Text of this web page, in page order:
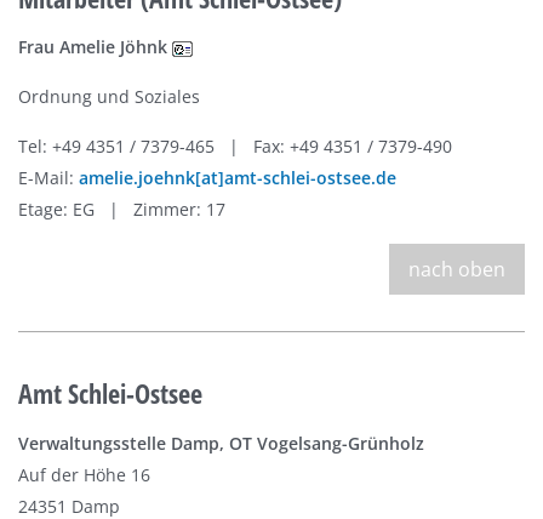
Frau Amelie Jöhnk
Ordnung und Soziales
Tel: +49 4351 / 7379-465 | Fax: +49 4351 / 7379-490
E-Mail: amelie.joehnk[at]amt-schlei-ostsee.de
Etage: EG | Zimmer: 17
nach oben
Amt Schlei-Ostsee
Verwaltungsstelle Damp, OT Vogelsang-Grünholz
Auf der Höhe 16
24351 Damp